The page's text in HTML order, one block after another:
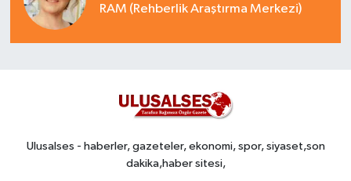
RAM (Rehberlik Araştırma Merkezi)
Ulusalses - haberler, gazeteler, ekonomi, spor, siyaset,son
dakika,haber sitesi,